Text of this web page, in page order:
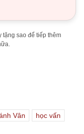
tặng sao để tiếp thêm
Vân học vấn